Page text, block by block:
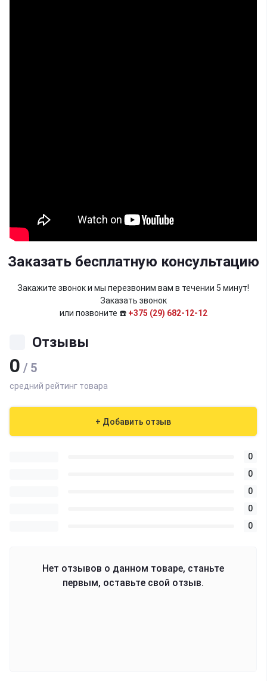
Заказать бесплатную консультацию
Закажите звонок и мы перезвоним вам в течении 5 минут!
Заказать звонок
или позвоните ☎️ +375 (29) 682-12-12
Отзывы
0 / 5
средний рейтинг товара
+ Добавить отзыв
0
0
0
0
0
Нет отзывов о данном товаре, станьте
первым, оставьте свой отзыв.